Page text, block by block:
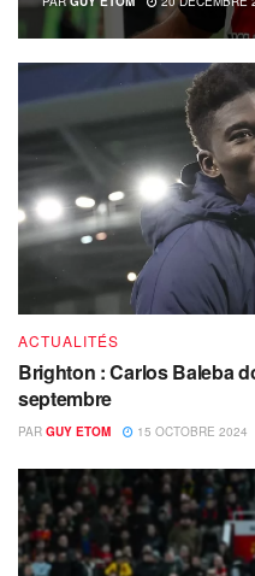
ACTUALITÉS
Brighton : Carlos Baleba
septembre
PAR GUY ETOM 15 OCTOBRE 2024